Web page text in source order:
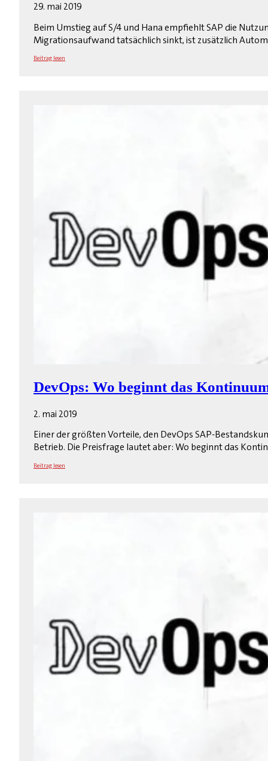
29. mai 2019
Beim Umstieg auf S/4 und Hana empfiehlt SAP die
Migrationsaufwand tatsächlich sinkt, ist zusätzlich
Beitrag lesen
DevOps: Wo beginnt das
2. mai 2019
Einer der größten Vorteile, den DevOps SAP-
Betrieb. Die Preisfrage lautet aber: Wo beginnt das
Beitrag lesen